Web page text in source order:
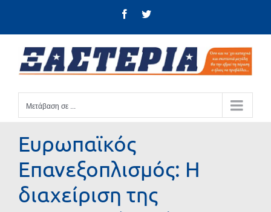
FacebookTwitter
Μετάβαση σε ...
Ευρωπαϊκός
Επανεξοπλισμός: Η
διαχείριση της